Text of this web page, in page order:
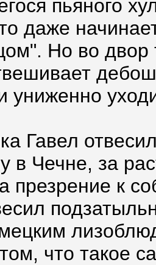
пьяного
даже
Но во двор
униженно
Гавел
в Чечне, за
презрение к
что такое